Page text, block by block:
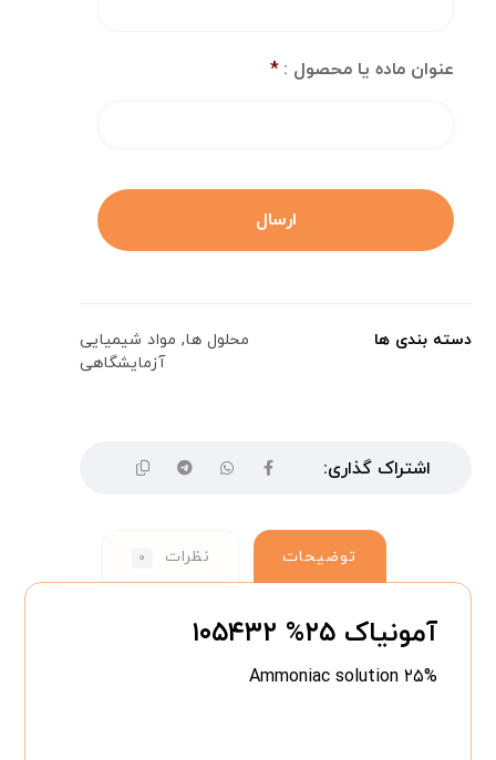
عنوان ماده یا محصول : *
دسته بندی ها محلول ها, مواد شیمیایی
آزمایشگاهی
توضیحات نظرات ۰
آمونیاک ۲۵% ۱۰۵۴۳۲
Ammoniac solution ۲۵%